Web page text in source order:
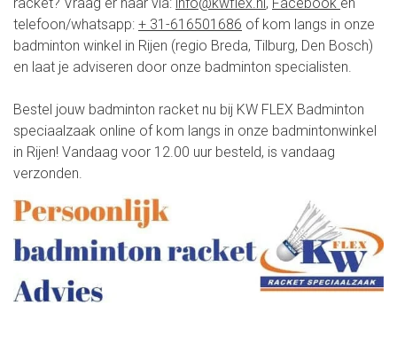
telefoon/whatsapp: + 31-616501686 of kom langs in onze
badminton winkel in Rijen (regio Breda, Tilburg, Den Bosch)
en laat je adviseren door onze badminton specialisten.
Bestel jouw badminton racket nu bij KW FLEX Badminton
speciaalzaak online of kom langs in onze badmintonwinkel
in Rijen! Vandaag voor 12.00 uur besteld, is vandaag
verzonden.